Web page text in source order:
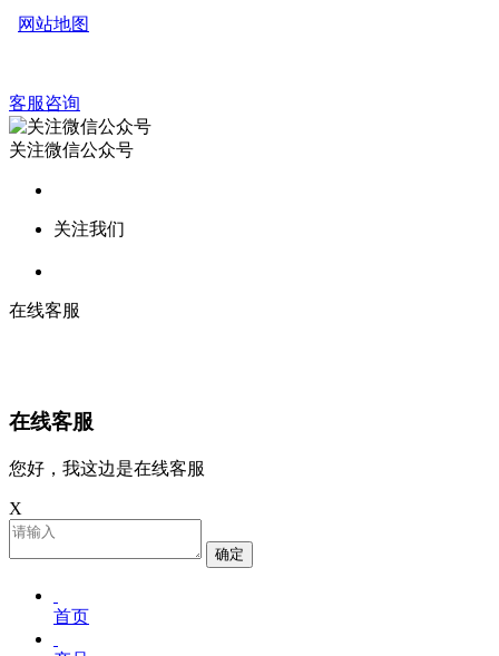
网站地图
客服咨询
关注微信公众号
关注我们
在线客服
在线客服
您好，我这边是在线客服
X
确定
首页